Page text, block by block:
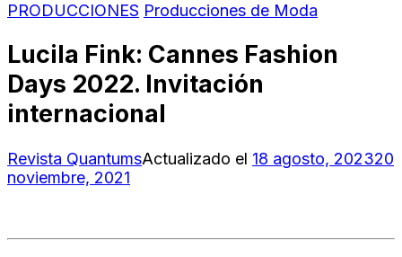
PRODUCCIONES Producciones de Moda
Lucila Fink: Cannes Fashion
Days 2022. Invitación
internacional
Revista QuantumsActualizado el 18 agosto, 202320
noviembre, 2021